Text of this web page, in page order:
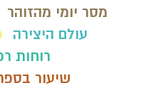
מסר יומי מהזוהר
עולם היצירה
רוחות
שיעור